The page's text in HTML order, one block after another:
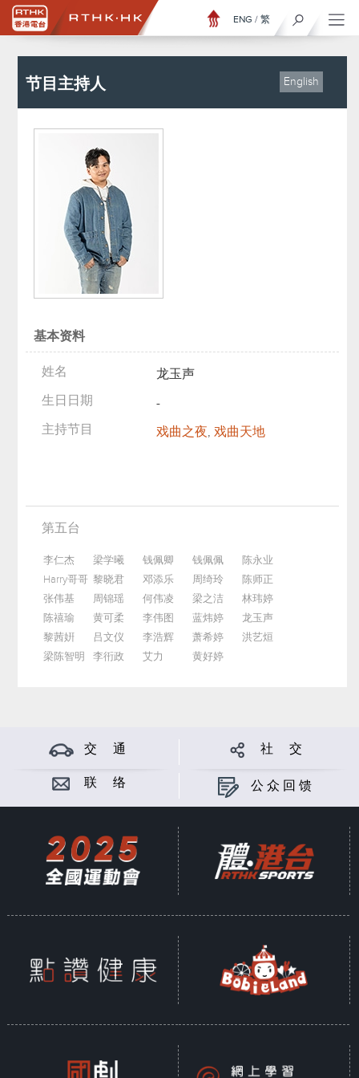
ENG / 繁
节目主持人 English
基本资料
姓名
龙玉声
生日日期
-
主持节目
戏曲之夜, 戏曲天地
第五台
李仁杰 梁学曦 钱佩卿 钱佩佩
陈永业
Harry哥哥 黎晓君 邓添乐 周绮玲
陈师正
张伟基
周锦瑶 何伟凌 梁之洁
林玮婷
陈禧瑜
黄可柔 李伟图 蓝炜婷
龙玉声
黎茜姸
吕文仪 李浩辉 萧希婷
洪艺烜
梁陈智明
李衎政 艾力 黄好婷
交 通 社 交
联 络 公众回馈